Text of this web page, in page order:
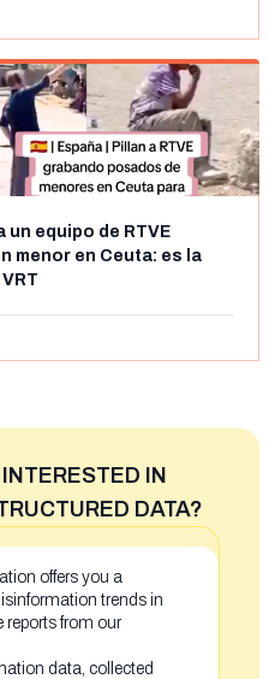
un equipo de RTVE
menor en Ceuta: es la
IN
DATA?
offers you a
trends in
reports from our
data, collected